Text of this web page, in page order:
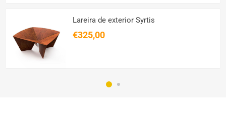
Lareira de exterior Syrtis
€325,00